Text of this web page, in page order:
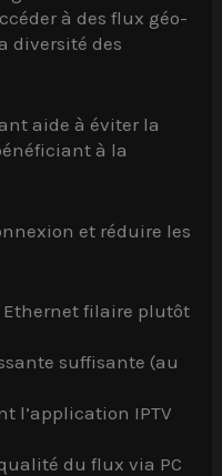
à des flux géo-
diversité des
aide à éviter la
à la
et réduire les
filaire plutôt
suffisante (au
l’application IPTV
du flux via PC